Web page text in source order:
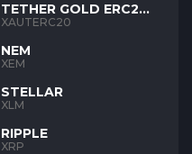
TETHER GOLD ERC20
XAUT
XAUTERC20
NEM
XEM
STELLAR
XLM
RIPPLE
XRP